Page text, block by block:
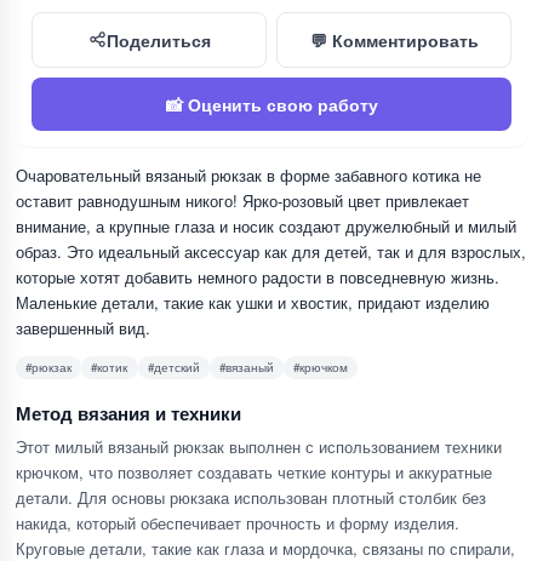
Поделиться 💬 Комментировать
📸 Оценить свою работу
Очаровательный вязаный рюкзак в форме забавного котика не
оставит равнодушным никого! Ярко-розовый цвет привлекает
внимание, а крупные глаза и носик создают дружелюбный и милый
образ. Это идеальный аксессуар как для детей, так и для взрослых,
которые хотят добавить немного радости в повседневную жизнь.
Маленькие детали, такие как ушки и хвостик, придают изделию
завершенный вид.
#рюкзак #котик #детский #вязаный #крючком
Метод вязания и техники
Этот милый вязаный рюкзак выполнен с использованием техники
крючком, что позволяет создавать четкие контуры и аккуратные
детали. Для основы рюкзака использован плотный столбик без
накида, который обеспечивает прочность и форму изделия.
Круговые детали, такие как глаза и мордочка, связаны по спирали,